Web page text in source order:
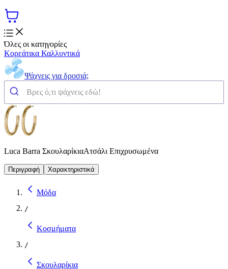
Όλες οι κατηγορίες
Κορεάτικα Καλλυντικά
Ψάχνεις για δροσιά;
Luca Barra ΣκουλαρίκιαΑτσάλι Επιχρυσωμένα
Περιγραφή Χαρακτηριστικά
Μόδα
/
Κοσμήματα
/
Σκουλαρίκια